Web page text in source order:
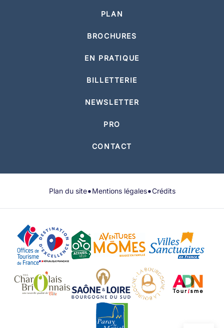
PLAN
BROCHURES
EN PRATIQUE
BILLETTERIE
NEWSLETTER
PRO
CONTACT
Plan du site•Mentions légales•Crédits